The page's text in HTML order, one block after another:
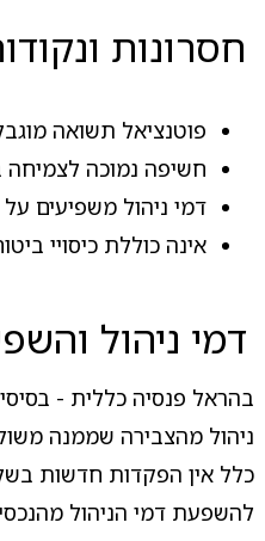
חסרונות
פוטנציאל תשואה
חשיפה נמוכה לצמיחה
דמי ניהול משפיעים
אינה כוללת כיסויי
דמי ניהול
בהראל פנסיה כללית -
ניהול מהצבירה שממנה
כלל אין הפקדות חדשות
להשפעת דמי הניהול